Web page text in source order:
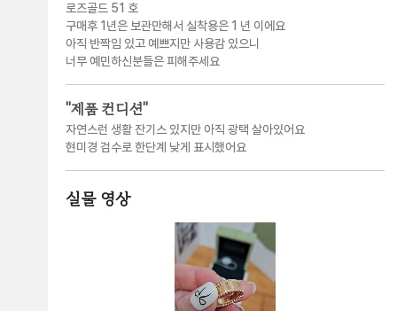
로즈골드 51 호
구매후 1년은 보관만해서 실착용은 1 년 이에요
아직 반짝임 있고 예쁘지만 사용감 있으니
너무 예민하신분들은 피해주세요
"제품 컨디션"
자연스런 생활 잔기스 있지만 아직 광택 살아있어요
현미경 검수로 한단계 낮게 표시했어요
실물 영상